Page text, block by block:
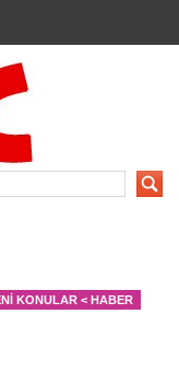
KONULAR < HABER